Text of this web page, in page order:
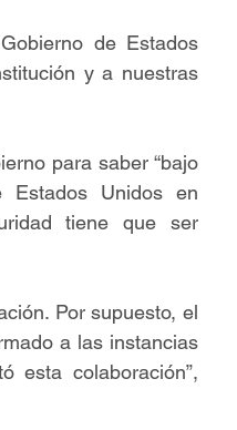
de Estados
y a nuestras
para saber “bajo
Estados Unidos en
tiene que ser
Por supuesto, el
a las instancias
esta colaboración”,